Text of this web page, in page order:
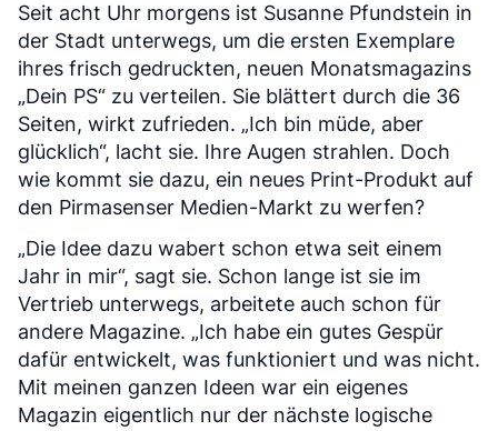
Seit acht Uhr morgens ist Susanne Pfundstein in
der Stadt unterwegs, um die ersten Exemplare
ihres frisch gedruckten, neuen Monatsmagazins
„Dein PS“ zu verteilen. Sie blättert durch die 36
Seiten, wirkt zufrieden. „Ich bin müde, aber
glücklich“, lacht sie. Ihre Augen strahlen. Doch
wie kommt sie dazu, ein neues Print-Produkt auf
den Pirmasenser Medien-Markt zu werfen?
„Die Idee dazu wabert schon etwa seit einem
Jahr in mir“, sagt sie. Schon lange ist sie im
Vertrieb unterwegs, arbeitete auch schon für
andere Magazine. „Ich habe ein gutes Gespür
dafür entwickelt, was funktioniert und was nicht.
Mit meinen ganzen Ideen war ein eigenes
Magazin eigentlich nur der nächste logische